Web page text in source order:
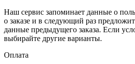
Наш сервис запоминает данные о
о заказе и в следующий раз
данные предыдущего заказа. Если
выбирайте другие варианты.
Оплата